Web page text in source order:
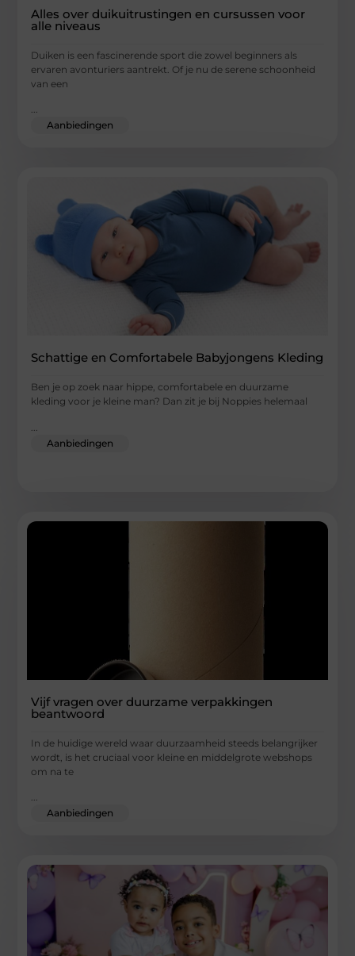
Alles over duikuitrustingen en cursussen voor
alle niveaus
Duiken is een fascinerende sport die zowel beginners als
ervaren avonturiers aantrekt. Of je nu de serene schoonheid
van een
...
Aanbiedingen
Schattige en Comfortabele Babyjongens Kleding
Ben je op zoek naar hippe, comfortabele en duurzame
kleding voor je kleine man? Dan zit je bij Noppies helemaal
Aanbiedingen
Vijf vragen over duurzame verpakkingen
beantwoord
In de huidige wereld waar duurzaamheid steeds belangrijker
wordt, is het cruciaal voor kleine en middelgrote webshops
om na te
...
Aanbiedingen